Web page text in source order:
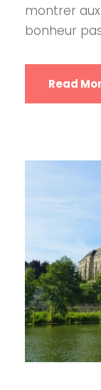
montrer
bonheur
Read